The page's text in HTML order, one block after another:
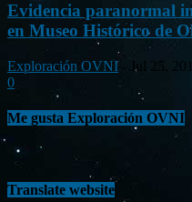
Evidencia paranormal
en Museo Histórico de
Exploración OVNI -
Jul 25,
0
Me gusta Exploración OVNI
Translate website